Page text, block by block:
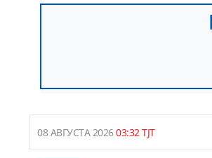
08 АВГУСТА 202603:32 TJT